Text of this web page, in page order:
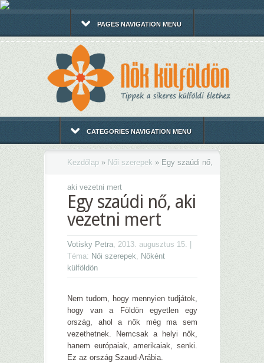
PAGES NAVIGATION MENU
CATEGORIES NAVIGATION MENU
Kezdőlap » Női szerepek » Egy szaúdi nő,
aki vezetni mert
Egy szaúdi nő, aki
vezetni mert
Votisky Petra, 2013. augusztus 15. |
Téma: Női szerepek, Nőként
külföldön
Nem tudom, hogy mennyien tudjátok,
hogy van a Földön egyetlen egy
ország, ahol a nők még ma sem
vezethetnek. Nemcsak a helyi nők,
hanem európaiak, amerikaiak, senki.
Ez az ország Szaud-Arábia.